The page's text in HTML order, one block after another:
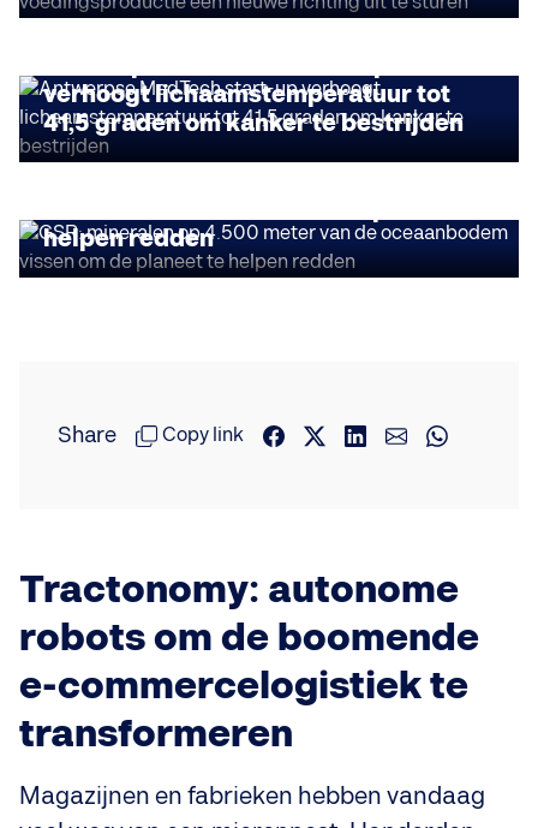
verhoogt lichaamstemperatuur tot
41,5 graden om kanker te bestrijden
FLANDERS TECH 30
helpen redden
Share Copy link
Tractonomy: autonome
robots om de boomende
e-commercelogistiek te
transformeren
Magazijnen en fabrieken hebben vandaag